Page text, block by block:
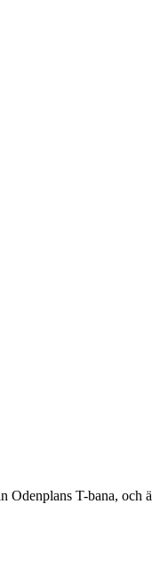
T-bana,